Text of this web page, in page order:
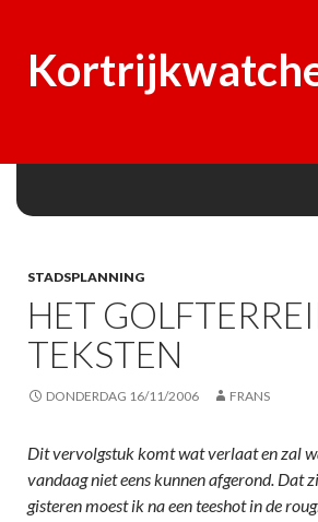
STADSPLANNING
HET
TEKSTEN
DONDERDAG 16/11/2006 FRANS
Dit vervolgstuk komt wat verlaat en zal
vandaag niet eens kunnen afgerond. Dat
gisteren moest ik na een teeshot in de